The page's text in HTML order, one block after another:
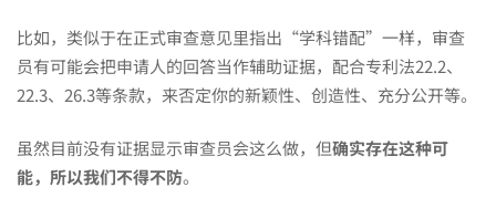
比如，类似于在正式审查意见里指出“学科错配”一样，审查
员有可能会把申请人的回答当作辅助证据，配合专利法22.2、
22.3、26.3等条款，来否定你的新颖性、创造性、充分公开等。
虽然目前没有证据显示审查员会这么做，但确实存在这种可
能，所以我们不得不防。